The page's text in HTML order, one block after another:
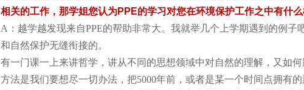
相关的工作，那学姐您认为PPE的学习对您在环境保护工作之中有什
A：越学越发现来自PPE的帮助非常大。我就举几个上学期遇到的例子
和自然保护无缝衔接的。
有一门课一上来讲哲学，讲从不同的思想领域中对自然的理解，又如
方法是我们要想尽一切办法，把5000年前，或者是某一个时间点拥有